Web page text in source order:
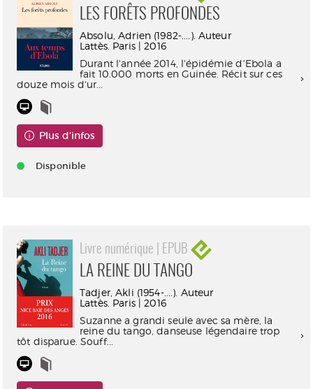
LES FORÊTS PROFONDES
Absolu, Adrien (1982-....). Auteur
Lattès. Paris | 2016
Durant l'année 2014, l'épidémie d'Ebola a
fait 10.000 morts en Guinée. Récit sur ces
douze mois d'ur...
Plus d'infos
Disponible
Livre numérique | EPUB
LA REINE DU TANGO
Tadjer, Akli (1954-....). Auteur
Lattès. Paris | 2016
Suzanne a grandi seule avec sa mère, la
reine du tango, danseuse légendaire trop
tôt disparue. Souff...